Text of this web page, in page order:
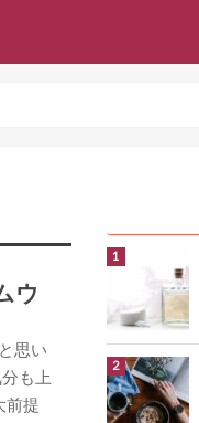
ウ
思い
も上
前提